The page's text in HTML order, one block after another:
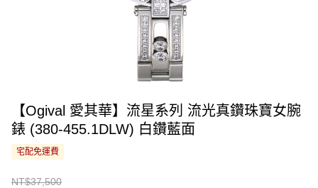
【Ogival 愛其華】流星系列 流光真鑽珠寶女腕
錶 (380-455.1DLW) 白鑽藍面
宅配免運費
NT$37,500